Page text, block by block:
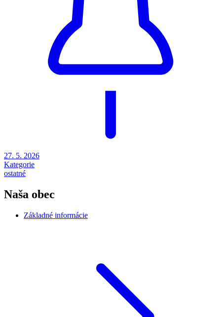
27. 5. 2026
Kategorie
ostatné
Naša obec
Základné informácie